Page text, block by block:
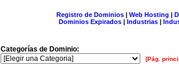
Registro de Dominios| Web Hosting |
Dominios Expirados | Industrias |
Categorías de Dominio:
[Pág.